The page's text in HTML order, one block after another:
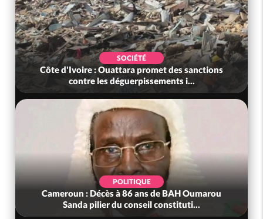
SOCIÉTÉ
Côte d'Ivoire : Ouattara promet des sanctions
contre les déguerpissements i...
POLITIQUE
Cameroun : Décès à 86 ans de BAH Oumarou
Sanda pilier du conseil constituti...